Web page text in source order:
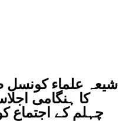
شیعہ علماء کونسل
کا ہنگامی
چہلم کے